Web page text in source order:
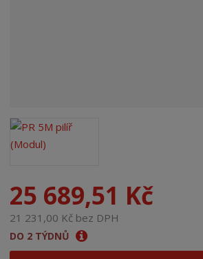
25 689,51 Kč
21 231,00 Kč bez DPH
DO 2 TÝDNŮ